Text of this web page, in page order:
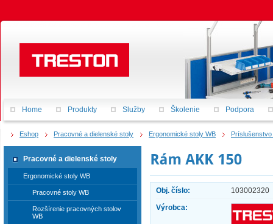
Eshop Pracovné a dielenské stoly Ergonomické stoly WB
Obj. číslo:
103002320
Výrobca:
Pracovné a dielenské stoly
Ergonomické stoly WB
Pracovné stoly WB
Rozšírenie pracovných stolov
WB
Home Produkty Služby Školenie Podpora